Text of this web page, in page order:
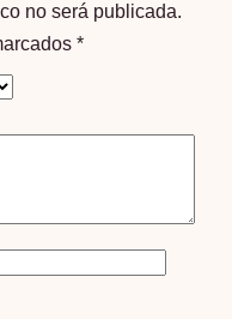
no será publicada.
*